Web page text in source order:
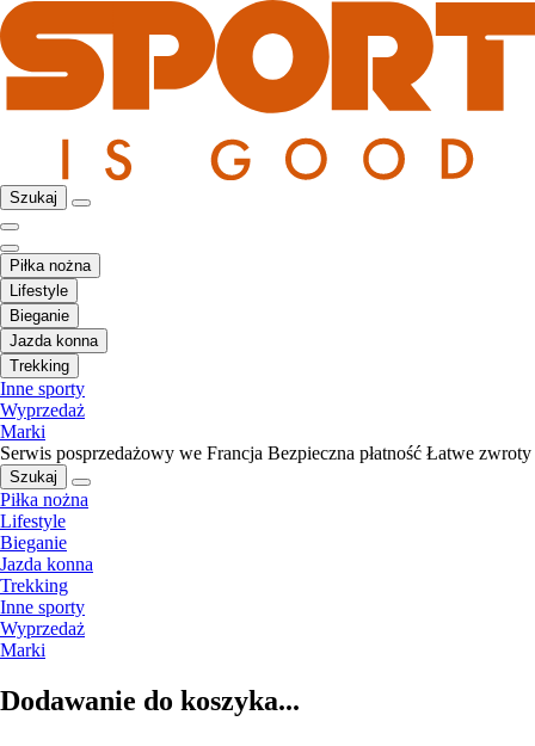
Szukaj
Piłka nożna
Lifestyle
Bieganie
Jazda konna
Trekking
Inne sporty
Wyprzedaż
Marki
Serwis posprzedażowy we Francja Bezpieczna płatność Łatwe zwroty
Szukaj
Piłka nożna
Lifestyle
Bieganie
Jazda konna
Trekking
Inne sporty
Wyprzedaż
Marki
Dodawanie do koszyka...